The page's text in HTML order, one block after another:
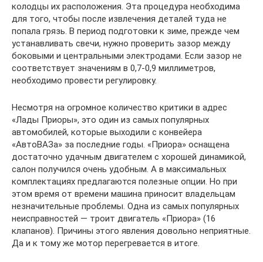
колодцы их расположения. Эта процедура необходима
для того, чтобы после извлечения деталей туда не
попала грязь. В период подготовки к зиме, прежде чем
устанавливать свечи, нужно проверить зазор между
боковыми и центральными электродами. Если зазор не
соответствует значениям в 0,7-0,9 миллиметров,
необходимо провести регулировку.
Несмотря на огромное количество критики в адрес
«Лады Приоры», это один из самых популярных
автомобилей, которые выходили с конвейера
«АвтоВАЗа» за последние годы. «Приора» оснащена
достаточно удачным двигателем с хорошей динамикой,
салон получился очень удобным. А в максимальных
комплектациях предлагаются полезные опции. Но при
этом время от времени машина приносит владельцам
незначительные проблемы. Одна из самых популярных
неисправностей — троит двигатель «Приора» (16
клапанов). Причины этого явления довольно неприятные.
Да и к тому же мотор перегревается в итоге.